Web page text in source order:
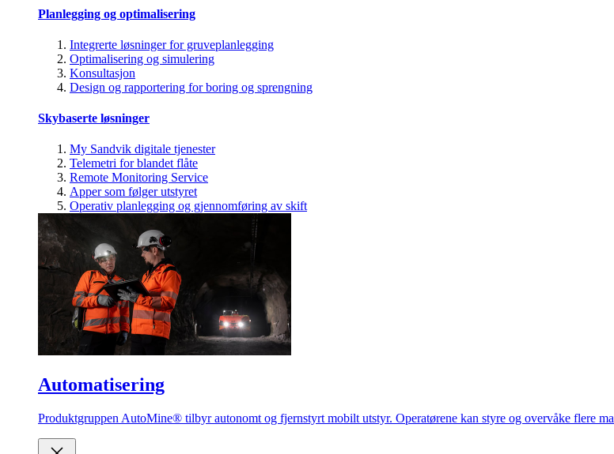
Planlegging og optimalisering
Integrerte løsninger for gruveplanlegging
Optimalisering og simulering
Konsultasjon
Design og rapportering for boring og sprengning
Skybaserte løsninger
My Sandvik digitale tjenester
Telemetri for blandet flåte
Remote Monitoring Service
Apper som følger utstyret
Operativ planlegging og gjennomføring av skift
Automatisering
Produktgruppen AutoMine® tilbyr autonomt og fjernstyrt mobilt utstyr. Operatørene kan styre og overvåke flere